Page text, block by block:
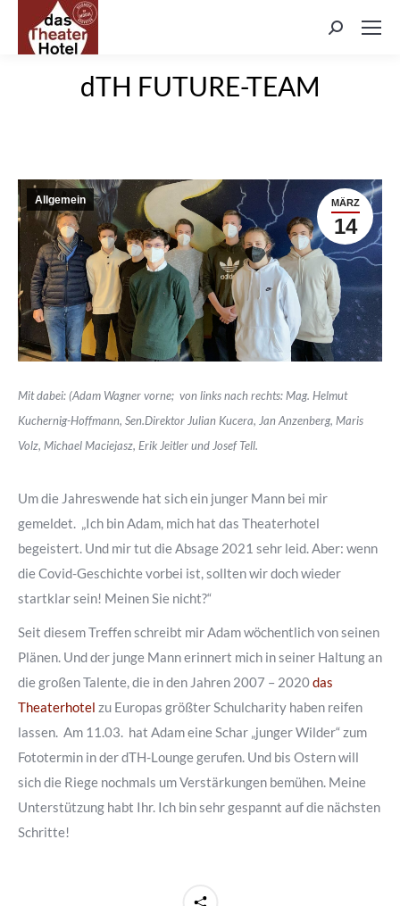
Search:
dTH FUTURE-TEAM
MÄRZ
14
Allgemein
Mit dabei: (Adam Wagner vorne; von links nach rechts: Mag. Helmut
Kuchernig-Hoffmann, Sen.Direktor Julian Kucera, Jan Anzenberg, Maris
Volz, Michael Maciejasz, Erik Jeitler und Josef Tell.
Um die Jahreswende hat sich ein junger Mann bei mir
gemeldet. „Ich bin Adam, mich hat das Theaterhotel
begeistert. Und mir tut die Absage 2021 sehr leid.Aber: wenn
die Covid-Geschichte vorbei ist, solltenwir doch wieder
startklar sein! Meinen Sie nicht?“
Seit diesem Treffen schreibt mir Adam wöchentlich von seinen
Plänen. Und der junge Mannerinnert mich in seiner Haltung an
die großen Talente, die in den Jahren 2007 – 2020das
Theaterhotel zu Europas größter Schulcharity haben reifen
lassen. Am 11.03. hat Adameine Schar „junger Wilder“ zum
Fototermin in der dTH-Lounge gerufen. Und bis Osternwill
sich die Riege nochmals um Verstärkungen bemühen. Meine
Unterstützung habt Ihr. Ich bin sehr gespannt auf die nächsten
Schritte!